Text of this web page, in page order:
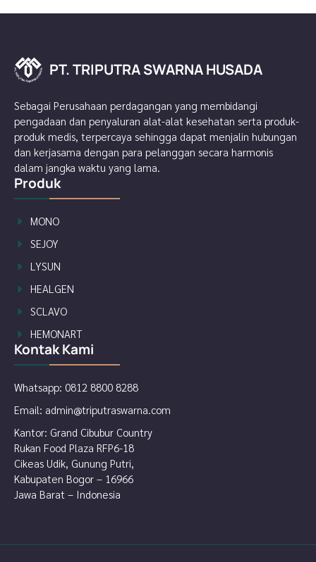
P
T
TRIPUTRASWARNAHUSA
D
A PT. TRIPUTRA SWARNA HUSADA
Sebagai Perusahaan perdagangan yang membidangi
pengadaan dan penyaluran alat-alat kesehatan serta produk-
produk medis, terpercaya sehingga dapat menjalin hubungan
dan kerjasama dengan para pelanggan secara harmonis
dalam jangka waktu yang lama.
Produk
MONO
SEJOY
LYSUN
HEALGEN
SCLAVO
HEMONART
Kontak Kami
Whatsapp: 0812 8800 8288
Email: admin@triputraswarna.com
Kantor: Grand Cibubur Country
Rukan Food Plaza RFP6-18
Cikeas Udik, Gunung Putri,
Kabupaten Bogor – 16966
Jawa Barat – Indonesia